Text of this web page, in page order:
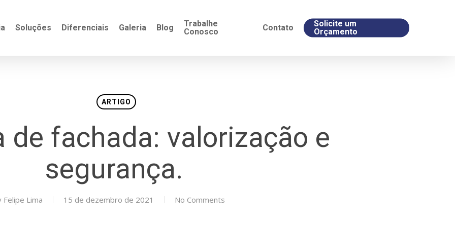
Soluções Diferenciais Galeria Blog
Trabalhe
Conosco
Contato
Solicite um
Orçamento
ARTIGO
de fachada: valorização e
segurança.
Felipe Lima 15 de dezembro de 2021 No Comments